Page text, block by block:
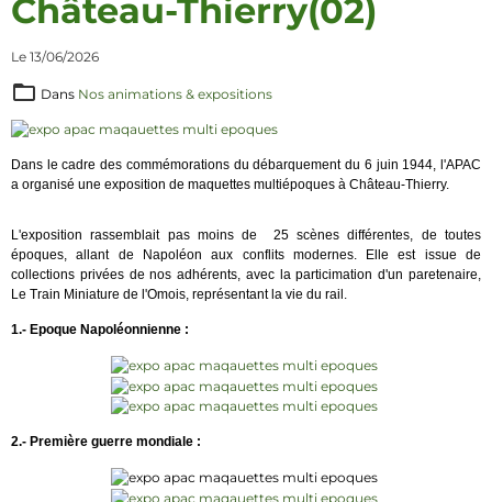
Château-Thierry(02)
Le 13/06/2026
Dans Nos animations & expositions
Dans le cadre des commémorations du débarquement du 6 juin 1944, l'APAC
a organisé une exposition de maquettes multiépoques à Château-Thierry.
L'exposition rassemblait pas moins de 25 scènes différentes, de toutes
époques, allant de Napoléon aux conflits modernes. Elle est issue de
collections privées de nos adhérents, avec la particimation d'un paretenaire,
Le Train Miniature de l'Omois, représentant la vie du rail.
1.- Epoque Napoléonnienne :
2.- Première guerre mondiale :